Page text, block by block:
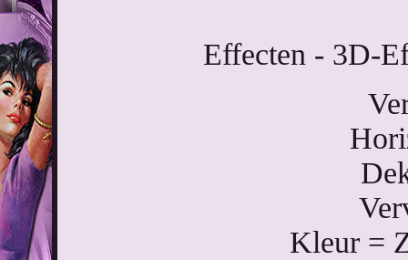
Effecten - 3D-
Kleur =